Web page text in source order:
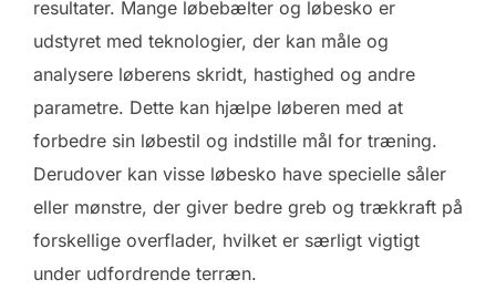
resultater. Mange løbebælter og løbesko er
udstyret med teknologier, der kan måle og
analysere løberens skridt, hastighed og andre
parametre. Dette kan hjælpe løberen med at
forbedre sin løbestil og indstille mål for træning.
Derudover kan visse løbesko have specielle såler
eller mønstre, der giver bedre greb og trækkraft på
forskellige overflader, hvilket er særligt vigtigt
under udfordrende terræn.